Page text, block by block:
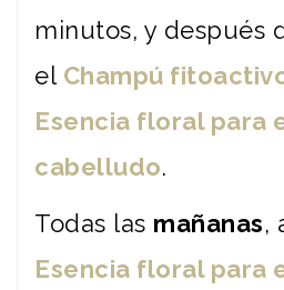
minutos, y después
el Champú
Esencia floral para
cabelludo.
Todas las mañanas,
Esencia floral para